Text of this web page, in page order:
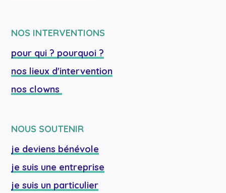
NOS INTERVENTIONS
pour qui ? pourquoi ?
nos lieux d'intervention
nos clowns
NOUS SOUTENIR
je deviens bénévole
je suis une entreprise
je suis un particulier